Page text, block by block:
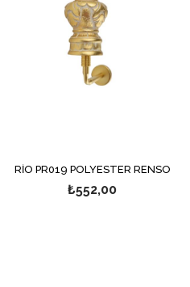
RİO PR019 POLYESTER RENSO
₺552,00